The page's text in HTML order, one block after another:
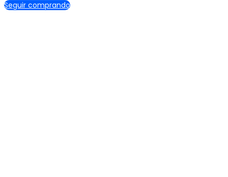
Seguir comprando